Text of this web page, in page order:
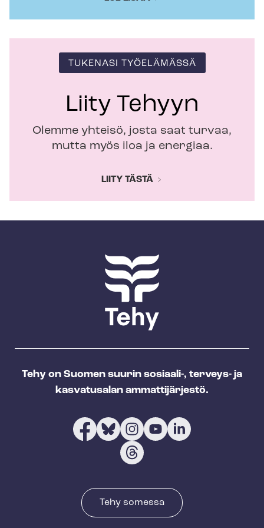
TUKENASI TYÖELÄMÄSSÄ
Liity Tehyyn
Olemme yhteisö, josta saat turvaa,
mutta myös iloa ja energiaa.
LIITY TÄSTÄ
Tehy on Suomen suurin sosiaali-, terveys- ja
kasvatusalan ammattijärjestö.
Tehy somessa